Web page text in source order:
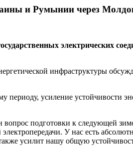
и Румынии через
электрических
инфраструктуры
периоду, усиление устойчивости
подготовки к следующей
У нас есть
усилит нашу общую